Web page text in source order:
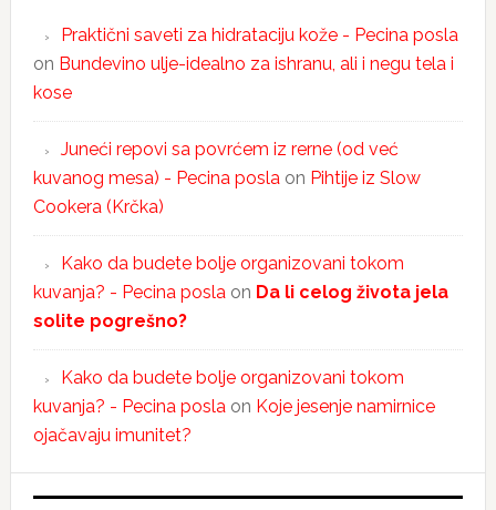
Praktični saveti za hidrataciju kože - Pecina posla
on Bundevino ulje-idealno za ishranu, ali i negu tela i
kose
Juneći repovi sa povrćem iz rerne (od već
kuvanog mesa) - Pecina posla on Pihtije iz Slow
Cookera (Krčka)
Kako da budete bolje organizovani tokom
kuvanja? - Pecina posla on Da li celog života jela
solite pogrešno?
Kako da budete bolje organizovani tokom
kuvanja? - Pecina posla on Koje jesenje namirnice
ojačavaju imunitet?